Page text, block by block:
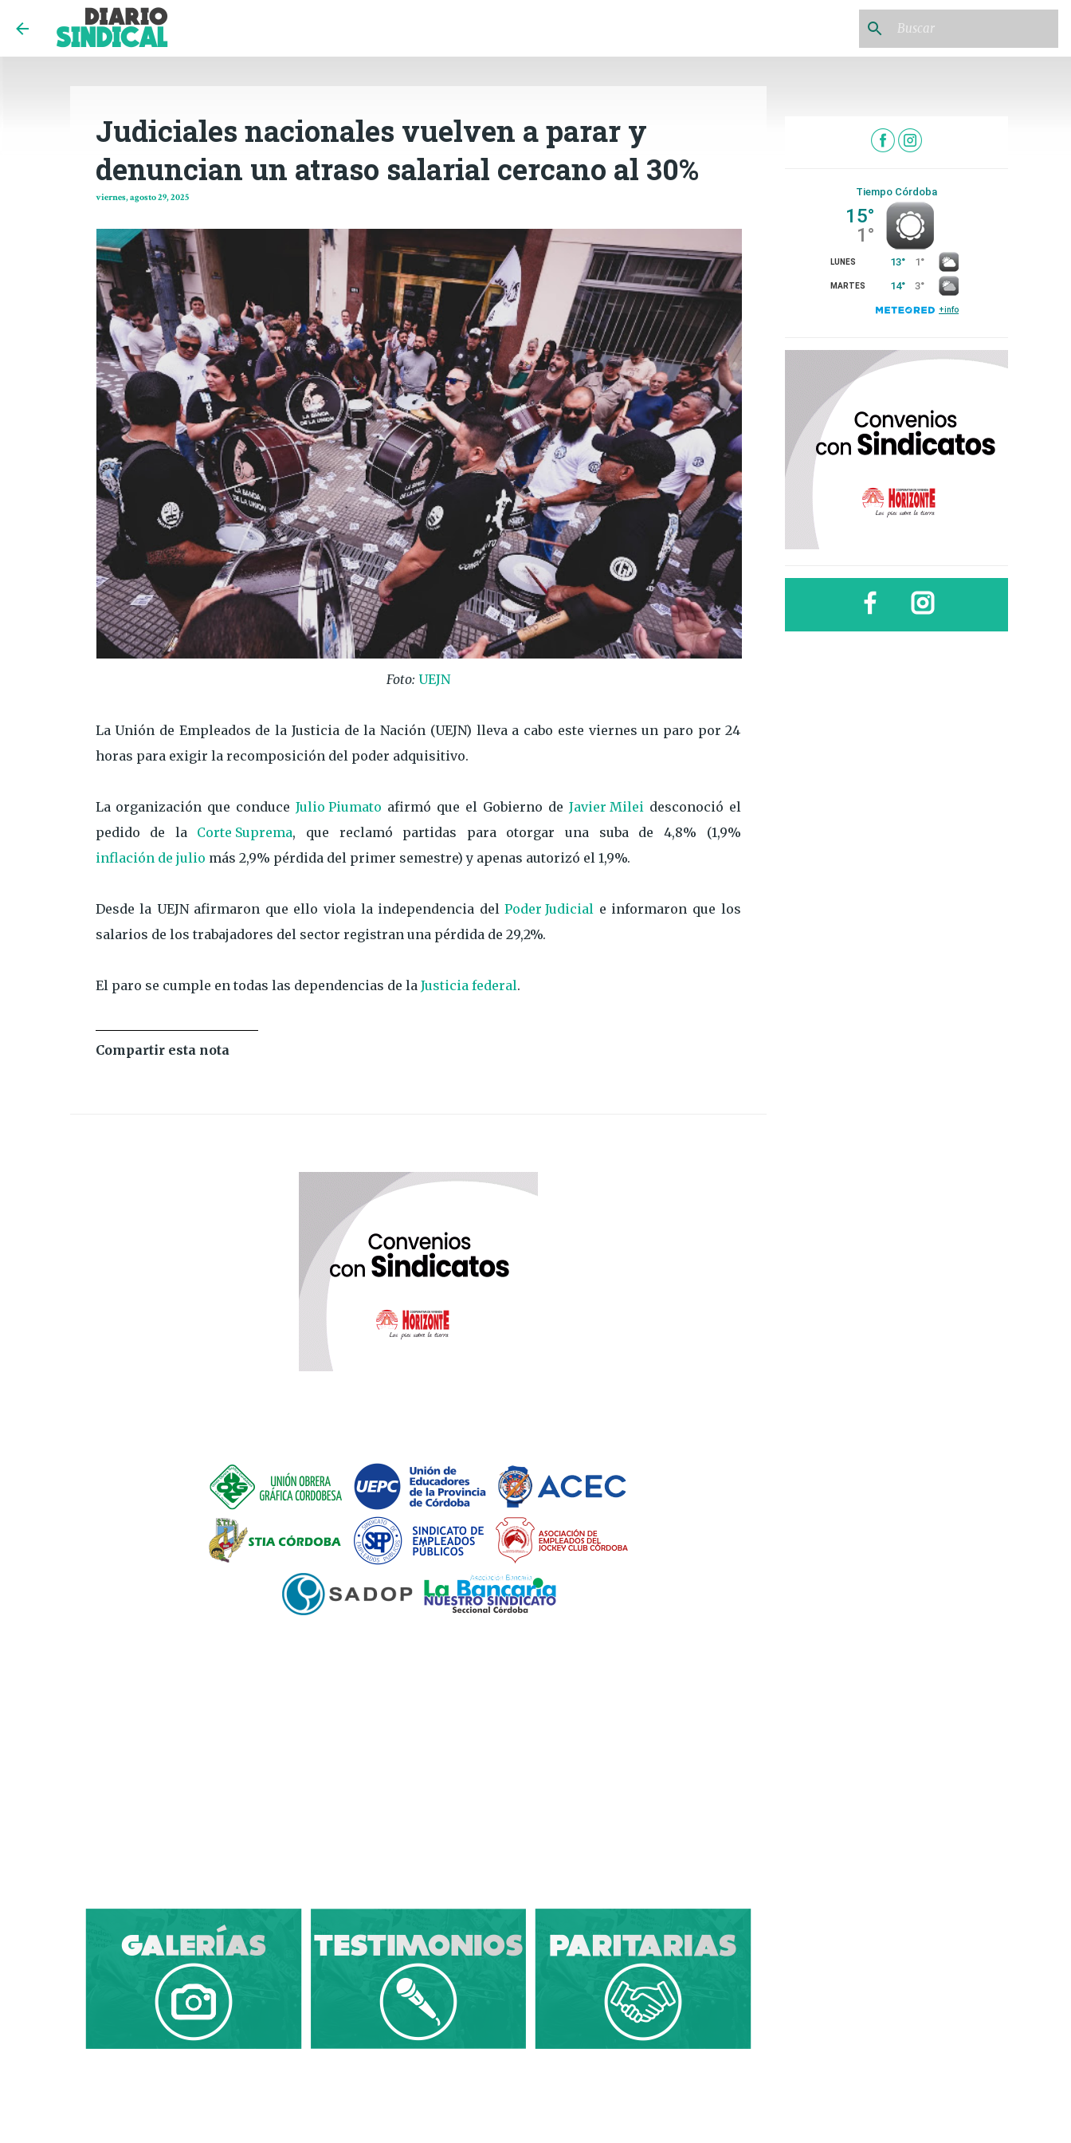
Judiciales nacionales vuelven a parar y
denuncian un atraso salarial cercano al 30%
viernes, agosto 29, 2025
Foto: UEJN
La Unión de Empleados de la Justicia de la Nación (UEJN) lleva a cabo este viernes un paro por 24
horas para exigir la recomposición del poder adquisitivo.
La organización que conduceJulio Piumato afirmó que el Gobierno de Javier Mileidesconoció el
pedido de la Corte Suprema, que reclamó partidas para otorgar una suba de 4,8% (1,9%
inflación de julio más 2,9% pérdida del primer semestre) y apenas autorizó el 1,9%.
Desde la UEJN afirmaron que ello viola la independencia delPoder Judicial e informaron que los
salarios de los trabajadores del sector registran una pérdida de 29,2%.
El paro se cumple en todas las dependencias de la Justicia federal.
Compartir esta nota